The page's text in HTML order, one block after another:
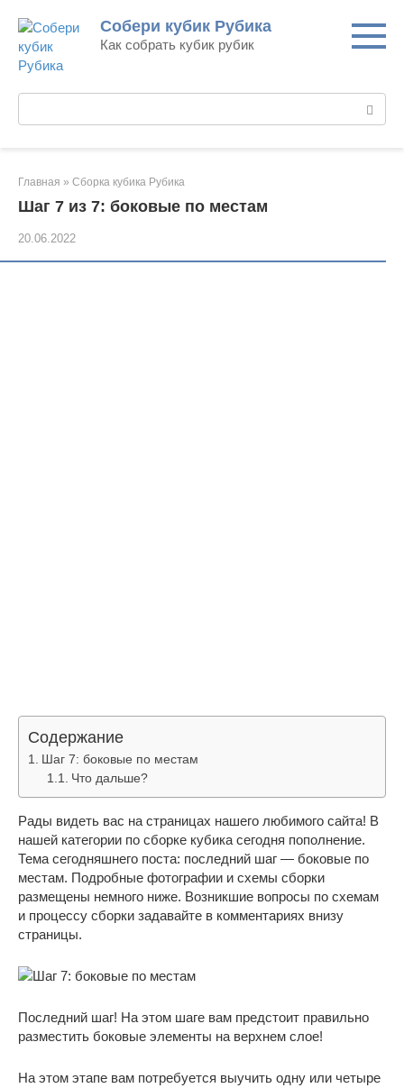
контенту
Собери кубик Рубика
Как собрать кубик рубик
Главная » Сборка кубика Рубика
Шаг 7 из 7: боковые по местам
20.06.2022
Содержание
Шаг 7: боковые по местам
Что дальше?
Рады видеть вас на страницах нашего любимого сайта! В
нашей категории по сборке кубика сегодня пополнение.
Тема сегодняшнего поста: последний шаг — боковые по
местам. Подробные фотографии и схемы сборки
размещены немного ниже. Возникшие вопросы по схемам
и процессу сборки задавайте в комментариях внизу
страницы.
Последний шаг! На этом шаге вам предстоит правильно
разместить боковые элементы на верхнем слое!
На этом этапе вам потребуется выучить одну или четыре